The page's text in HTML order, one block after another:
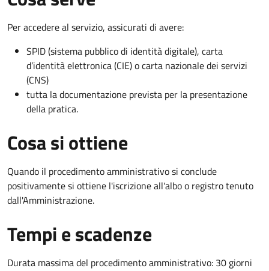
Per accedere al servizio, assicurati di avere:
SPID (sistema pubblico di identità digitale), carta
d’identità elettronica (CIE) o carta nazionale dei servizi
(CNS)
tutta la documentazione prevista per la presentazione
della pratica.
Cosa si ottiene
Quando il procedimento amministrativo si conclude
positivamente si ottiene l'iscrizione all'albo o registro tenuto
dall'Amministrazione.
Tempi e scadenze
Durata massima del procedimento amministrativo: 30 giorni